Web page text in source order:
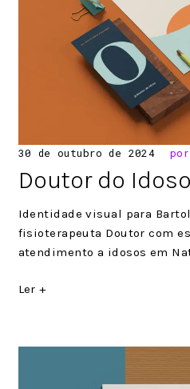
Posted
30 de outubro de 2024 por
Doutor do Idoso
Identidade visual para
fisioterapeuta Doutor com
atendimento a idosos em
Ler +